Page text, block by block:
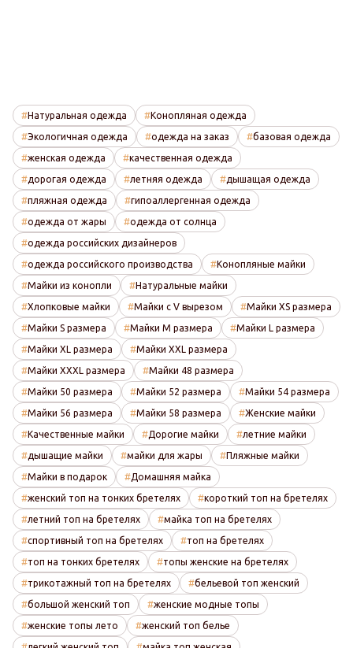
Натуральная одежда Конопляная одежда
Экологичная одежда одежда на заказ базовая одежда
женская одежда качественная одежда
дорогая одежда летняя одежда дышащая одежда
пляжная одежда гипоаллергенная одежда
одежда от жары одежда от солнца
одежда российских дизайнеров
одежда российского производства Конопляные майки
Майки из конопли Натуральные майки
Хлопковые майки Майки с V вырезом Майки XS размера
Майки S размера Майки M размера Майки L размера
Майки XL размера Майки XXL размера
Майки XXXL размера Майки 48 размера
Майки 50 размера Майки 52 размера Майки 54 размера
Майки 56 размера Майки 58 размера Женские майки
Качественные майки Дорогие майки летние майки
дышащие майки майки для жары Пляжные майки
Майки в подарок Домашняя майка
женский топ на тонких бретелях короткий топ на бретелях
летний топ на бретелях майка топ на бретелях
спортивный топ на бретелях топ на бретелях
топ на тонких бретелях топы женские на бретелях
трикотажный топ на бретелях бельевой топ женский
большой женский топ женские модные топы
женские топы лето женский топ белье